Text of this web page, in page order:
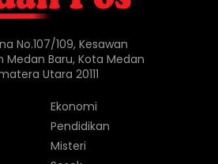
No.107/109, Kesawan
Baru, Kota Medan
Utara 20111
Ekonomi
Pendidikan
Misteri